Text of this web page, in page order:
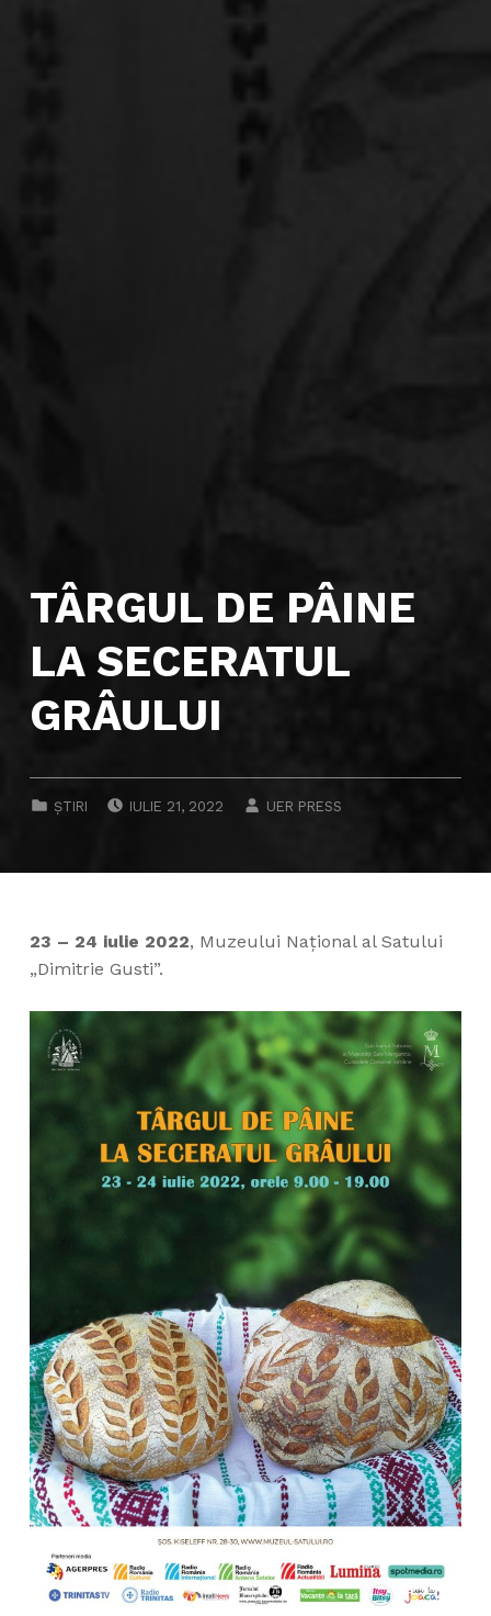
TÂRGUL DE PÂINE
LA SECERATUL
GRÂULUI
ȘTIRI IULIE 21, 2022 UER PRESS
23 – 24 iulie 2022, Muzeului Național al Satului
„Dimitrie Gusti”.